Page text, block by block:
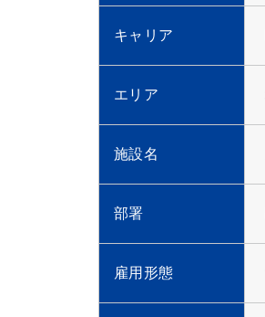
キャリア
エリア
施設名
部署
雇用形態